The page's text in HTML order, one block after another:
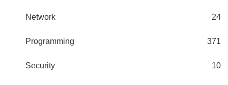
Network 24
Programming 371
Security 10